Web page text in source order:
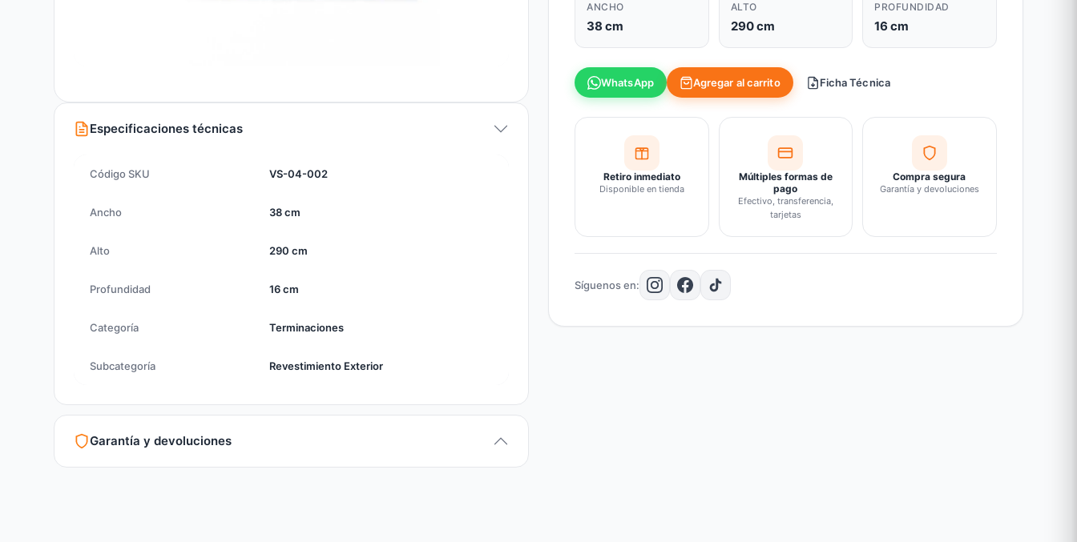
Especificaciones técnicas
Código SKU VS-04-002
Ancho 38 cm
Alto 290 cm
Profundidad 16 cm
Categoría Terminaciones
Subcategoría Revestimiento Exterior
Garantía y devoluciones
ANCHO
38 cm
ALTO
290 cm
PROFUNDIDAD
16 cm
WhatsApp Agregar al carrito Ficha Técnica
Retiro inmediato
Disponible en tienda
Múltiples formas de
pago
Efectivo, transferencia,
tarjetas
Compra segura
Garantía y devoluciones
Síguenos en: